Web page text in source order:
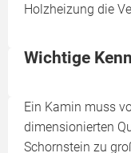
Holzheizung die
Wichtige
Ein Kamin muss
dimensionierten
Schornstein zu